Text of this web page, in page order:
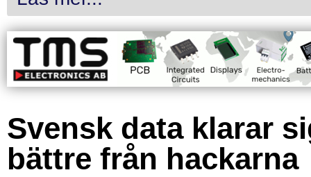
Svensk data klarar
bättre från hackarna